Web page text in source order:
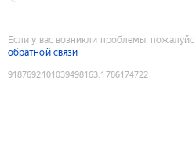
Если у вас возникли проблемы,
обратной связи
9187692101039498163:1786174722